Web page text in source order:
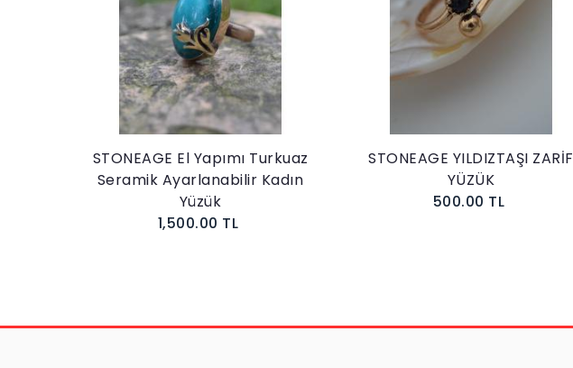
STONEAGE El Yapımı Turkuaz
Seramik Ayarlanabilir Kadın
Yüzük
1,500.00 TL
STONEAGE YILDIZTAŞI ZARİF
YÜZÜK
500.00 TL